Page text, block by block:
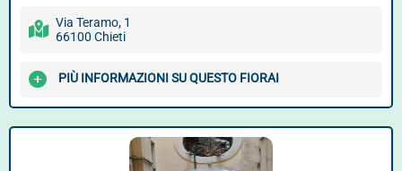
Via Teramo, 1
66100 Chieti
PIÙ INFORMAZIONI SU QUESTO FIORAI